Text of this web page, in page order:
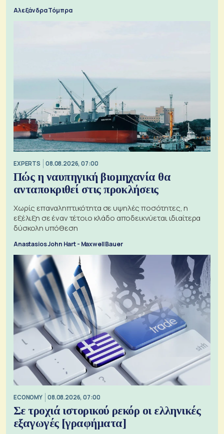
Αλεξάνδρα Τόμπρα
EXPERTS 08.08.2026, 07:00
Πώς η ναυπηγική βιομηχανία θα
ανταποκριθεί στις προκλήσεις
Χωρίς επαναληπτικότητα σε υψηλές ποσότητες, η
εξέλιξη σε έναν τέτοιο κλάδο αποδεικνύεται ιδιαίτερα
δύσκολη υπόθεση
Anastasios John Hart - Maxwell Bauer
ECONOMY 08.08.2026, 07:00
Σε τροχιά ιστορικού ρεκόρ οι ελληνικές
εξαγωγές [γραφήματα]